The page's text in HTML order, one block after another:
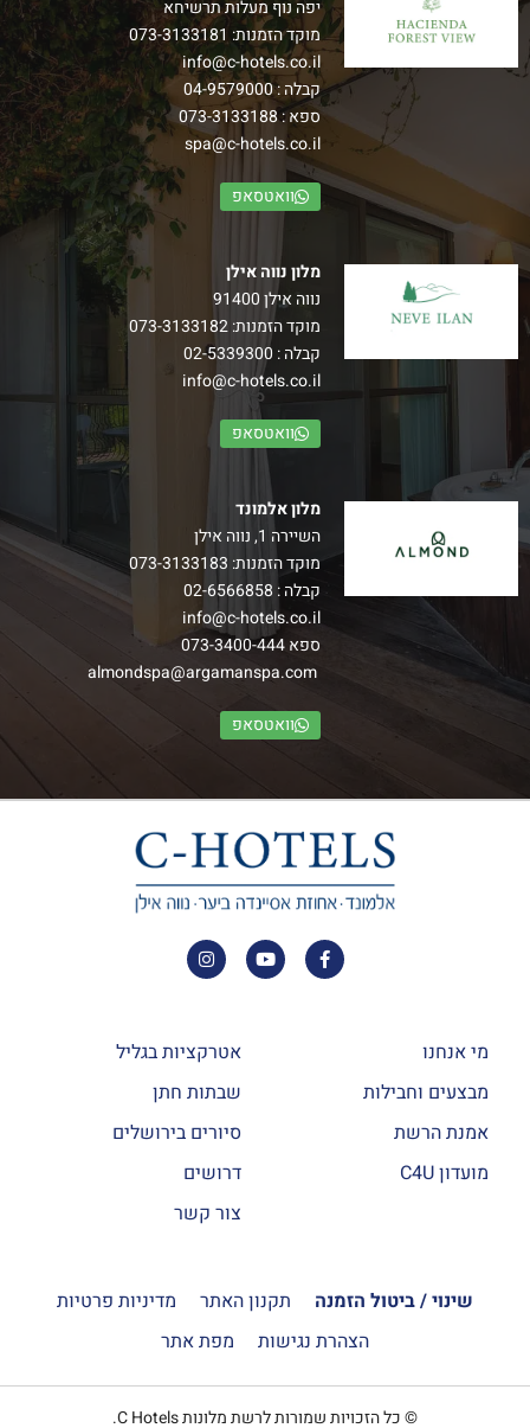
חדרי נוף ליער
חדש! חדרי נוף ליער אגף חדש של חדרים מרווחים במיוחד,
היוצאים למרפסת נוף גלילי מרהיב.
הרכב: עד זוג+ 3 ילדים
למידע נוסף
חדרי בלקוני פמלי
חדרי בלקוני פמלי החדשים מעוצבים בסגנון חדשני ובהם מרפסת
נוף.
חדרי גן פמילי
חדר הגן פמילי מרווח ומפנק במיוחד עם יציאה לגינה מרוהטת,
יפה נוף מעלות תרשיחא
מוקד הזמנות: 073-3133181
info@c-hotels.co.il
קבלה :04-9579000
ספא :073-3133188
spa@c-hotels.co.il
וואטסאפ
מלון נווה אילן
נווה אילן 91400
מוקד הזמנות:073-3133182
קבלה : 02-5339300
info@c-hotels.co.il
וואטסאפ
מלון אלמונד
השיירה 1, נווה אילן
מוקד הזמנות: 073-3133183
קבלה : 02-6566858
info@c-hotels.co.il
ספא073-3400-444
almondspa@argamanspa.com
וואטסאפ
מי אנחנו
מבצעים וחבילות
אמנת הרשת
מועדון C4U
אטרקציות בגליל
שבתות חתן
סיורים בירושלים
דרושים
צור קשר
שינוי / ביטול הזמנה תקנון האתר
מדיניות פרטיות
הצהרת נגישות
מפת אתר
© כל הזכויות שמורות לרשת מלונות C Hotels.